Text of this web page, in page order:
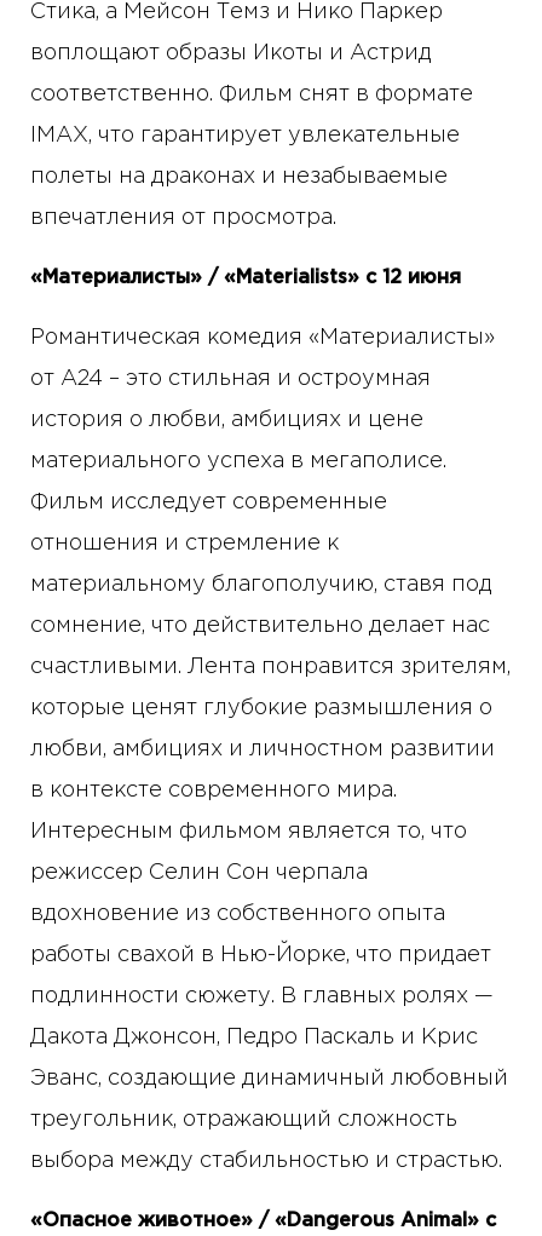
Стика, а Мейсон Темз и Нико Паркер
воплощают образы Икоты и Астрид
соответственно. Фильм снят в формате
IMAX, что гарантирует увлекательные
полеты на драконах и незабываемые
впечатления от просмотра.
«Материалисты» / «Materialists» с 12 июня
Романтическая комедия «Материалисты»
от A24 – это стильная и остроумная
история о любви, амбициях и цене
материального успеха в мегаполисе.
Фильм исследует современные
отношения и стремление к
материальному благополучию, ставя под
сомнение, что действительно делает нас
счастливыми. Лента понравится зрителям,
которые ценят глубокие размышления о
любви, амбициях и личностном развитии
в контексте современного мира.
Интересным фильмом является то, что
режиссер Селин Сон черпала
вдохновение из собственного опыта
работы свахой в Нью-Йорке, что придает
подлинности сюжету. В главных ролях —
Дакота Джонсон, Педро Паскаль и Крис
Эванс, создающие динамичный любовный
треугольник, отражающий сложность
выбора между стабильностью и страстью.
«Опасное животное» / «Dangerous Animal» с